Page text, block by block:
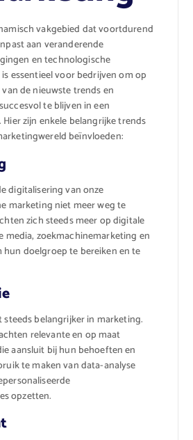
vakgebied dat voortdurend
aan veranderende
en technologische
essentieel voor bedrijven om op
de nieuwste trends en
te blijven in een
zijn enkele belangrijke trends
beïnvloeden:
digitalisering van onze
marketing niet meer weg te
zich steeds meer op digitale
media, zoekmachinemarketing en
doelgroep te bereiken en te
steeds belangrijker in marketing.
relevante en op maat
aansluit bij hun behoeften en
te maken van data-analyse
opzetten.